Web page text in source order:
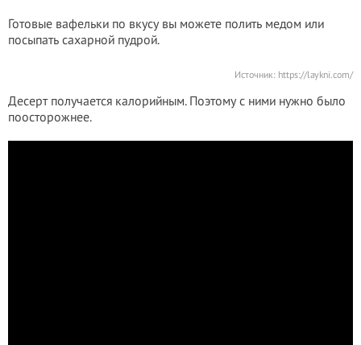
Готовые вафельки по вкусу вы можете полить медом или
посыпать сахарной пудрой.
Источник: https://laykni.com/
Десерт получается калорийным. Поэтому с ними нужно было
поосторожнее.